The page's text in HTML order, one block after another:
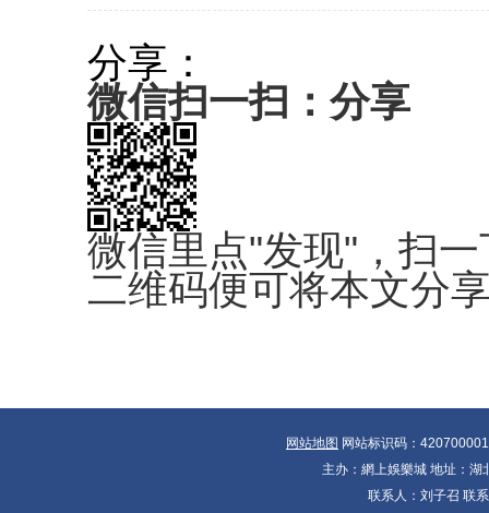
分享：
微信扫一扫：分享
微信里点"发现"，扫一
二维码便可将本文分
网站地图 网站标识码：
主办：網上娛樂城 地址：
联系人：刘子召 联